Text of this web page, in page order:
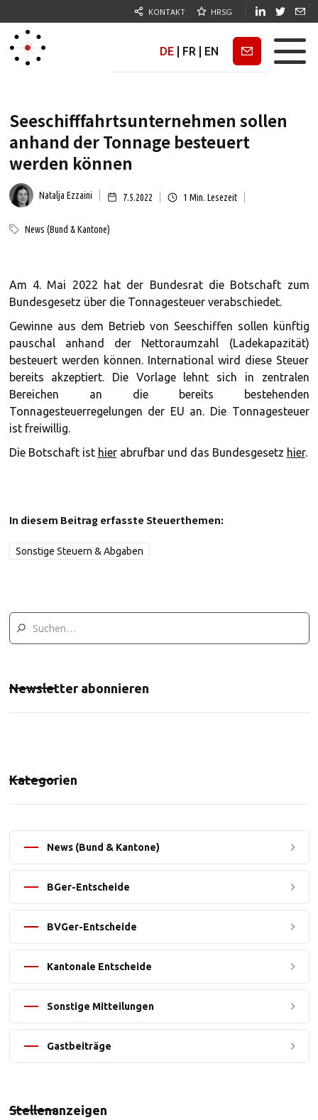
KONTAKT HRSG
DE FR EN Newsletter
Seeschifffahrtsunternehmen sollen
anhand der Tonnage besteuert
werden können
Natalja Ezzaini 7.5.2022 1 Min. Lesezeit
News (Bund & Kantone)
Am 4. Mai 2022 hat der Bundesrat die Botschaft zum
Bundesgesetz über die Tonnagesteuer verabschiedet.
Gewinne aus dem Betrieb von Seeschiffen sollen künftig
pauschal anhand der Nettoraumzahl (Ladekapazität)
besteuert werden können. International wird diese Steuer
bereits akzeptiert. Die Vorlage lehnt sich in zentralen
Bereichen an die bereits bestehenden
Tonnagesteuerregelungen der EU an. Die Tonnagesteuer
ist freiwillig.
Die Botschaft ist hierabrufbar und das Bundesgesetz hier.
In diesem Beitrag erfasste Steuerthemen:
Sonstige Steuern & Abgaben
Newsletter abonnieren
Kategorien
News (Bund & Kantone)
BGer-Entscheide
BVGer-Entscheide
Kantonale Entscheide
Sonstige Mitteilungen
Gastbeiträge
Stellenanzeigen